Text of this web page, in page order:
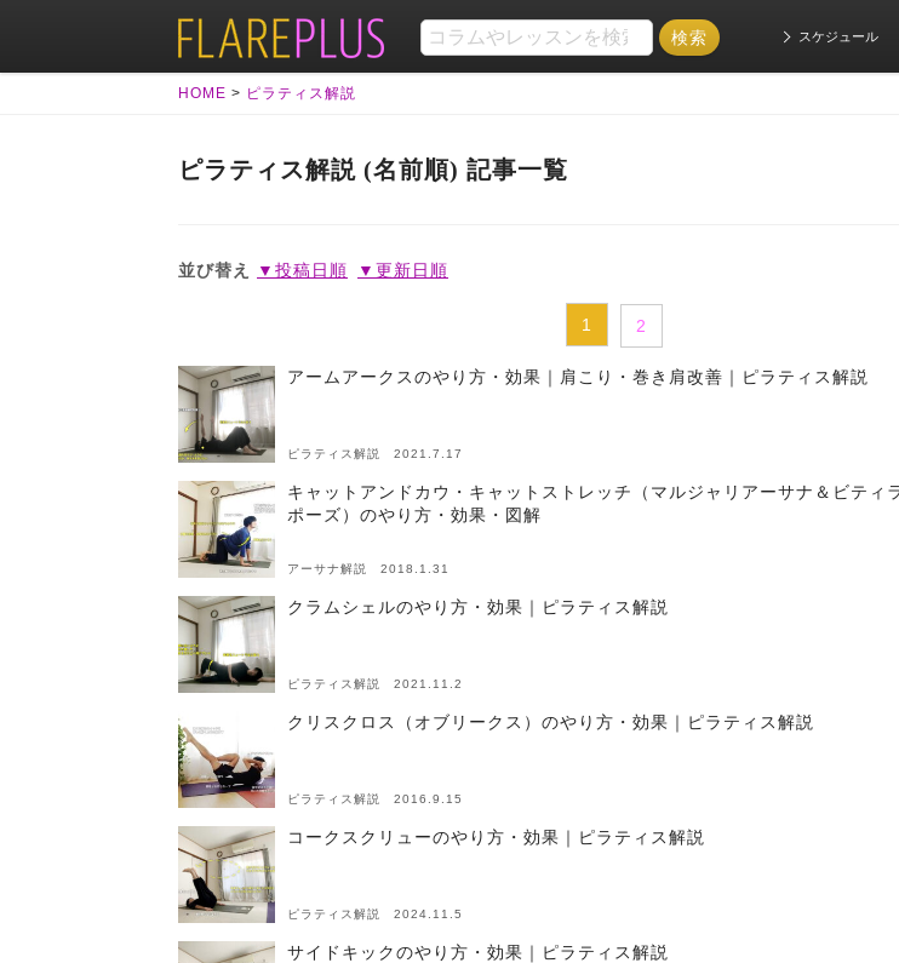
スケジュール
HOME > ピラティス解説
ピラティス解説 (名前順) 記事一覧
並び替え ▼投稿日順 ▼更新日順
1 2
アームアークスのやり方・効果｜肩こり・巻き肩改善｜ピラティス解説
ピラティス解説 2021.7.17
キャットアンドカウ・キャットストレッチ（マルジャリアーサナ＆ビティ
ポーズ）のやり方・効果・図解
アーサナ解説 2018.1.31
クラムシェルのやり方・効果｜ピラティス解説
ピラティス解説 2021.11.2
クリスクロス（オブリークス）のやり方・効果｜ピラティス解説
ピラティス解説 2016.9.15
コークスクリューのやり方・効果｜ピラティス解説
ピラティス解説 2024.11.5
サイドキックのやり方・効果｜ピラティス解説